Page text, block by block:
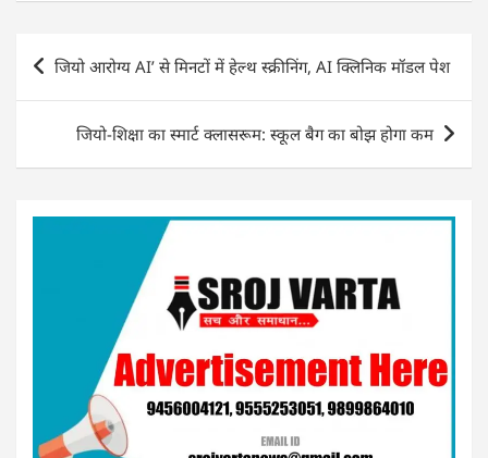
k
Post
navigation
जियो आरोग्य AI’ से मिनटों में हेल्थ स्क्रीनिंग, AI क्लिनिक मॉडल पेश
जियो-शिक्षा का स्मार्ट क्लासरूम: स्कूल बैग का बोझ होगा कम